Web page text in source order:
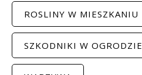
ROSLINY W MIESZKANIU
SZKODNIKI W OGRODZIE